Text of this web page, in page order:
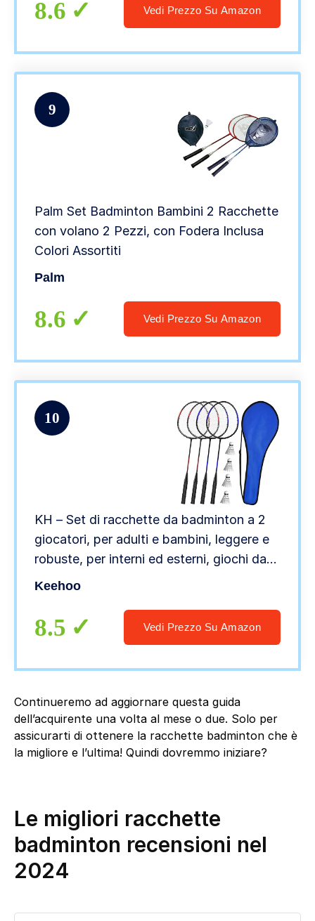
8.6 Vedi Prezzo Su Amazon
9
Palm Set Badminton Bambini 2 Racchette
con volano 2 Pezzi, con Fodera Inclusa
Colori Assortiti
Palm
8.6 Vedi Prezzo Su Amazon
10
KH – Set di racchette da badminton a 2
giocatori, per adulti e bambini, leggere e
robuste, per interni ed esterni, giochi da
spiaggia, racchette, volani e borsa per il
Keehoo
8.5 Vedi Prezzo Su Amazon
Continueremo ad aggiornare questa guida
dell’acquirente una volta al mese o due. Solo per
assicurarti di ottenere la racchette badminton che è
la migliore e l’ultima! Quindi dovremmo iniziare?
Le migliori racchette
badminton recensioni nel
2024